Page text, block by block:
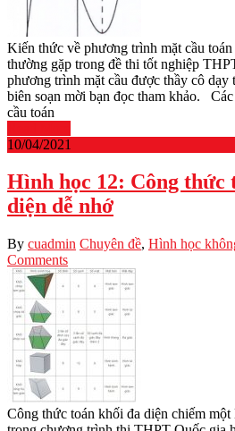
Kiến thức về phương trình mặt cầu
thường gặp trong đề thi tốt nghiệp
phương trình mặt cầu được thầy cô
biên soạn mời bạn đọc tham khảo.
cầu toán
10/04/2021
Hình học 12: Công thức
diện dễ nhớ
By cuadmin Chuyên đề, Hình học
Comments
Công thức toán khối đa diện chiếm